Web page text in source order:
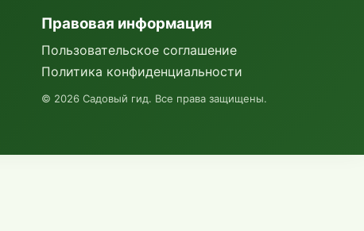
Правовая информация
Пользовательское соглашение
Политика конфиденциальности
© 2026 Садовый гид. Все права защищены.